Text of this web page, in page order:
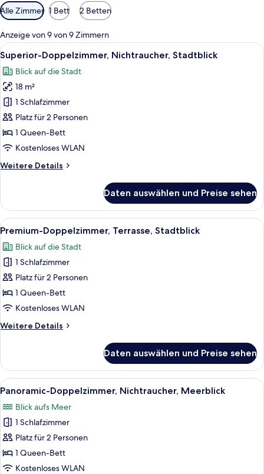
Verfügbare
Filter
für
Zimmer
Alle Zimmer 1 Bett 2 Betten
Anzeige von 9 von 9 Zimmern
Alle
Fotos
für
Superior-
Doppelzimmer,
Nichtraucher,
Stadtblick
anzeigen
Ein modernes Badezimmer mit
10
Superior-Doppelzimmer, Nichtraucher, Stadtblick
Blick auf die Stadt
18 m²
1 Schlafzimmer
Platz für 2 Personen
1 Queen-Bett
Kostenloses WLAN
Weitere Details
Weitere
Doppelzimmer,
Nichtraucher,
Stadtblick
Daten auswählen und Preise sehen
Alle
Fotos
für
Premium-
Doppelzimmer,
Terrasse,
Stadtblick
Ein Hotel mit einer Terrasse,
11
Premium-Doppelzimmer, Terrasse, Stadtblick
Blick auf die Stadt
1 Schlafzimmer
Platz für 2 Personen
1 Queen-Bett
Kostenloses WLAN
Weitere Details
Weitere
Doppelzimmer,
Terrasse,
Stadtblick
Daten auswählen und Preise sehen
Alle
Fotos
für
Panoramic-
Doppelzimmer,
Nichtraucher,
Meerblick
Blick auf einen Strand mit
8
Panoramic-Doppelzimmer, Nichtraucher, Meerblick
Blick aufs Meer
1 Schlafzimmer
Platz für 2 Personen
1 Queen-Bett
Kostenloses WLAN